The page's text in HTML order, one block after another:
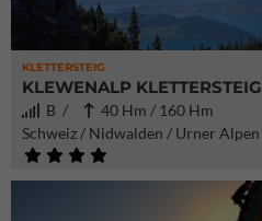
KLETTERSTEIG
KLEWENALP KLETTERSTEIG
B /
40 Hm / 160 Hm
Schweiz / Nidwalden / Urner Alpen